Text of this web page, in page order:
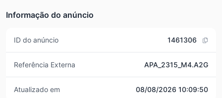
Informação do anúncio
ID do anúncio 1461306
Referência Externa APA_2315_M4.A2G
Atualizado em 08/08/2026 10:09:50